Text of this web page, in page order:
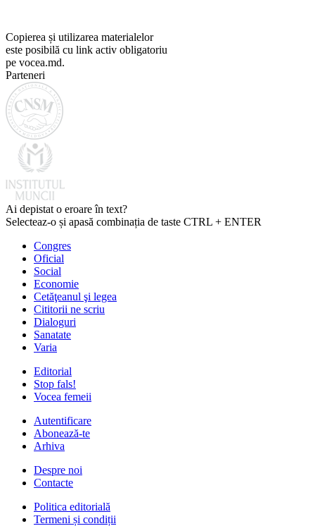
Copierea și utilizarea materialelor
este posibilă cu link activ obligatoriu
pe vocea.md.
Parteneri
Ai depistat o eroare în text?
Selecteaz-o și apasă combinația de taste CTRL + ENTER
Congres
Oficial
Social
Economie
Cetăţeanul şi legea
Cititorii ne scriu
Dialoguri
Sanatate
Varia
Editorial
Stop fals!
Vocea femeii
Autentificare
Abonează-te
Arhiva
Despre noi
Contacte
Politica editorială
Termeni și condiții